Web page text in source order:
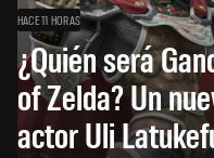
HACE 11 HORAS
¿Quién será
of Zelda? Un
actor Uli